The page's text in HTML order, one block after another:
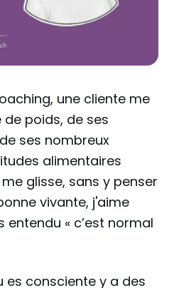
une cliente me
poids, de ses
ses nombreux
alimentaires
glisse, sans y penser
vivante, j'aime
entendu « c’est normal
es consciente y a des